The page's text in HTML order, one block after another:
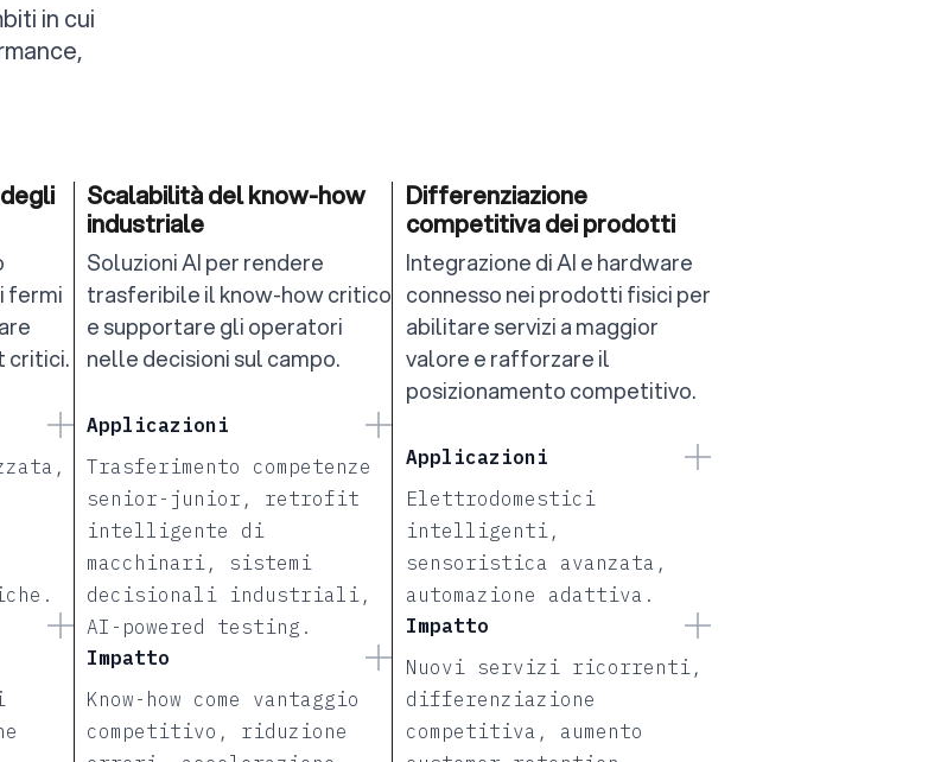
in cui
fermi
critici.
Scalabilità del know-how
industriale
Soluzioni AI per rendere
trasferibile il know-how critico
e supportare gli operatori
nelle decisioni sul campo.
Applicazioni
Trasferimento competenze
senior-junior, retrofit
intelligente di
macchinari, sistemi
decisionali industriali,
AI-powered testing.
Impatto
Know-how come vantaggio
competitivo, riduzione
Differenziazione
competitiva dei prodotti
Integrazione di AI e hardware
connesso nei prodotti fisici per
abilitare servizi a maggior
valore e rafforzare il
posizionamento competitivo.
Applicazioni
Elettrodomestici
intelligenti,
sensoristica avanzata,
automazione adattiva.
Impatto
Nuovi servizi ricorrenti,
differenziazione
competitiva, aumento